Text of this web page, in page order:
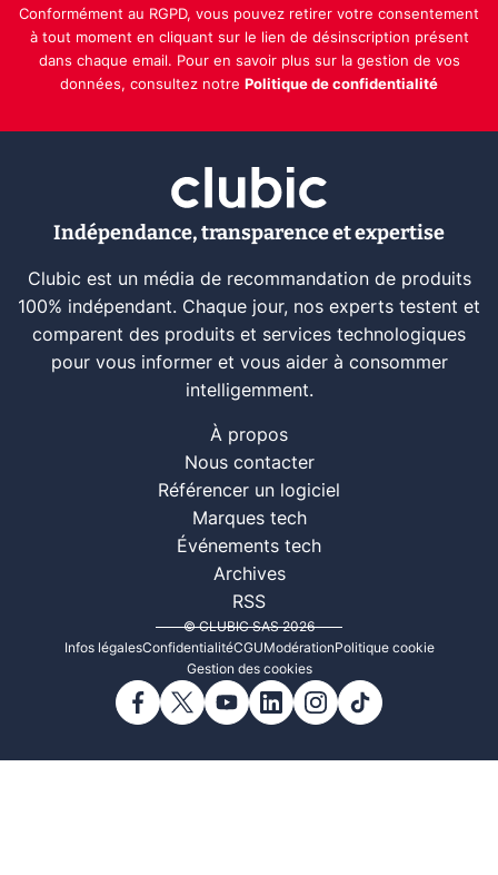
Conformément au RGPD, vous pouvez retirer votre consentement
à tout moment en cliquant sur le lien de désinscription présent
dans chaque email. Pour en savoir plus sur la gestion de vos
données, consultez notre Politique de confidentialité
Indépendance, transparence et expertise
Clubic est un média de recommandation de produits
100% indépendant. Chaque jour, nos experts testent et
comparent des produits et services technologiques
pour vous informer et vous aider à consommer
intelligemment.
À propos
Nous contacter
Référencer un logiciel
Marques tech
Événements tech
Archives
RSS
© CLUBIC SAS 2026
Infos légalesConfidentialitéCGUModérationPolitique cookie
Gestion des cookies